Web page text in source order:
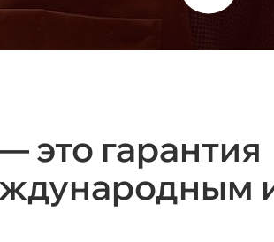
это гарантия